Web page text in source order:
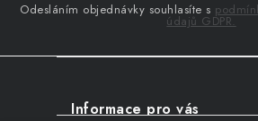
Odesláním objednávky souhlasíte s
údajů GDPR.
Informace pro vás